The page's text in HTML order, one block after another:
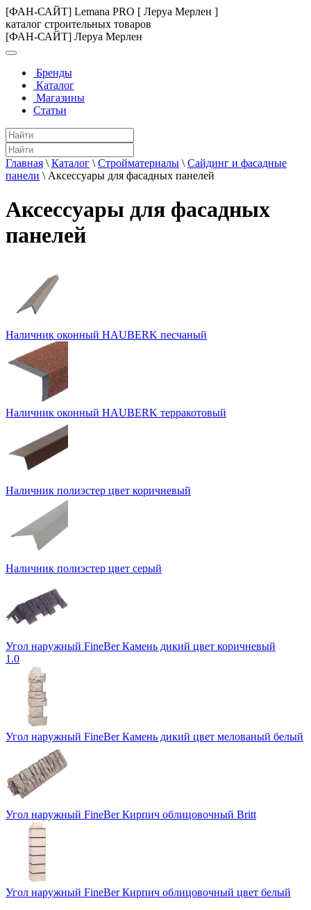
[ФАН-САЙТ] Lemana PRO [ Леруа Мерлен ]
каталог строительных товаров
[ФАН-САЙТ] Леруа Мерлен
Бренды
Каталог
Магазины
Статьи
Главная \ Каталог \ Стройматериалы \ Сайдинг и фасадные
панели \ Аксессуары для фасадных панелей
Аксессуары для фасадных
панелей
Наличник оконный HAUBERK песчаный
Наличник оконный HAUBERK терракотовый
Наличник полиэстер цвет коричневый
Наличник полиэстер цвет серый
Угол наружный FineBer Камень дикий цвет коричневый
1.0
Угол наружный FineBer Камень дикий цвет мелованый белый
Угол наружный FineBer Кирпич облицовочный Britt
Угол наружный FineBer Кирпич облицовочный цвет белый